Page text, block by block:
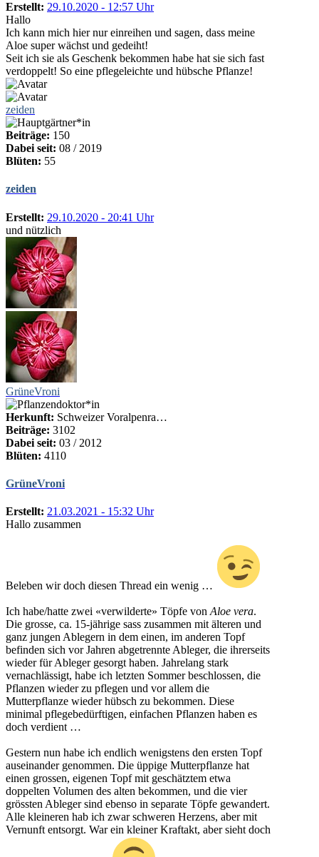
Erstellt: 29.10.2020 - 12:57 Uhr
Hallo
Ich kann mich hier nur einreihen und sagen, dass meine
Aloe super wächst und gedeiht!
Seit ich sie als Geschenk bekommen habe hat sie sich fast
verdoppelt! So eine pflegeleichte und hübsche Pflanze!
zeiden
Beiträge: 150
Dabei seit: 08 / 2019
Blüten: 55
zeiden
Erstellt: 29.10.2020 - 20:41 Uhr
und nützlich
GrüneVroni
Herkunft: Schweizer Voralpenra…
Beiträge: 3102
Dabei seit: 03 / 2012
Blüten: 4110
GrüneVroni
Erstellt: 21.03.2021 - 15:32 Uhr
Hallo zusammen
Beleben wir doch diesen Thread ein wenig …
Ich habe/hatte zwei «verwilderte» Töpfe von Aloe vera.
Die grosse, ca. 15-jährige sass zusammen mit älteren und
ganz jungen Ablegern in dem einen, im anderen Topf
befinden sich vor Jahren abgetrennte Ableger, die ihrerseits
wieder für Ableger gesorgt haben. Jahrelang stark
vernachlässigt, habe ich letzten Sommer beschlossen, die
Pflanzen wieder zu pflegen und vor allem die
Mutterpflanze wieder hübsch zu bekommen. Diese
minimal pflegebedürftigen, einfachen Pflanzen haben es
doch verdient …
Gestern nun habe ich endlich wenigstens den ersten Topf
auseinander genommen. Die üppige Mutterpflanze hat
einen grossen, eigenen Topf mit geschätztem etwa
doppelten Volumen des alten bekommen, und die vier
grössten Ableger sind ebenso in separate Töpfe gewandert.
Alle kleineren hab ich zwar schweren Herzens, aber mit
Vernunft entsorgt. War ein kleiner Kraftakt, aber sieht doch